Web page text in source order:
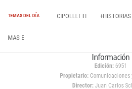
TEMAS DEL DÍA CIPOLLETTI +HISTORIAS
MAS E
Información
Edición: 6951
Propietario:Comunicaciones
Director: Juan Carlos